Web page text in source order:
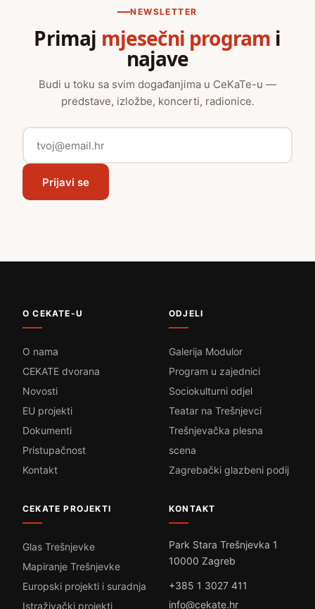
NEWSLETTER
Primaj mjesečni program i
najave
Budi u toku sa svim događanjima u CeKaTe-u —
predstave, izložbe, koncerti, radionice.
Prijavi se
O CEKATE-U
O nama
CEKATE dvorana
Novosti
EU projekti
Dokumenti
Pristupačnost
Kontakt
ODJELI
Galerija Modulor
Program u zajednici
Sociokulturni odjel
Teatar na Trešnjevci
Trešnjevačka plesna
scena
Zagrebački glazbeni podij
CEKATE PROJEKTI
Glas Trešnjevke
Mapiranje Trešnjevke
Europski projekti i suradnja
Istraživački projekti
KONTAKT
Park Stara Trešnjevka 1
10000 Zagreb
+385 1 3027 411
info@cekate.hr